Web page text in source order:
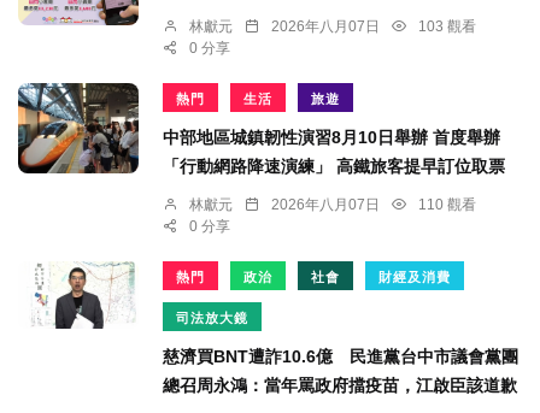
林獻元 2026年八月07日
103 觀看
0 分享
熱門 生活 旅遊
中部地區城鎮韌性演習8月10日舉辦 首度舉辦
「行動網路降速演練」 高鐵旅客提早訂位取票
林獻元 2026年八月07日
110 觀看
0 分享
熱門 政治 社會 財經及消費
司法放大鏡
慈濟買BNT遭詐10.6億 民進黨台中市議會黨團
總召周永鴻：當年罵政府擋疫苗，江啟臣該道歉